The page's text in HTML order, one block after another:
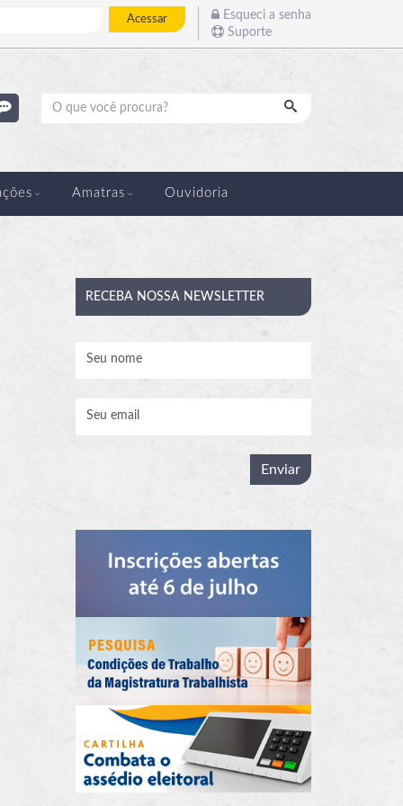
Acessar
Esqueci a senha
Suporte
Pesquisar
Amatras Ouvidoria
RECEBA NOSSA NEWSLETTER